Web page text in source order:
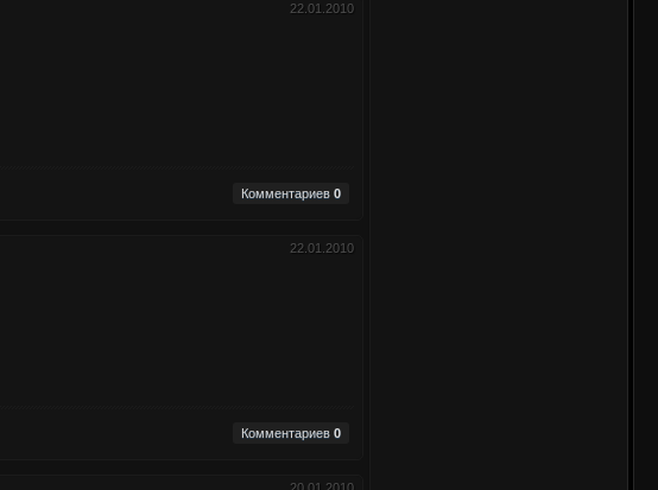
22.01.2010
Комментариев 0
22.01.2010
Комментариев 0